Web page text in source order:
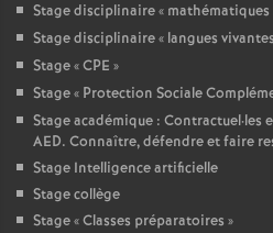
Stage disciplinaire « mathématiques
Stage disciplinaire « langues vivantes
Stage «CPE »
Stage « Protection Sociale
Stage académique : Contractuel·les
AED. Connaître, défendre et faire
Stage Intelligence artificielle
Stage collège
Stage «Classes préparatoires »